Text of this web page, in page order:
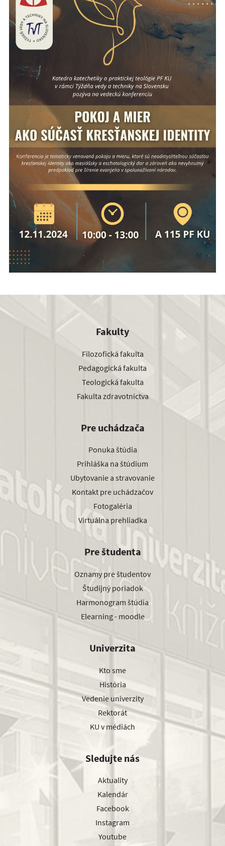
Fakulty
Filozofická fakulta
Pedagogická fakulta
Teologická fakulta
Fakulta zdravotníctva
Pre uchádzača
Ponuka štúdia
Prihláška na štúdium
Ubytovanie a stravovanie
Kontakt pre uchádzačov
Fotogaléria
Virtuálna prehliadka
Pre študenta
Oznamy pre študentov
Študijný poriadok
Harmonogram štúdia
Elearning - moodle
Univerzita
Kto sme
História
Vedenie univerzity
Rektorát
KU v médiách
Sledujte nás
Aktuality
Kalendár
Facebook
Instagram
Youtube